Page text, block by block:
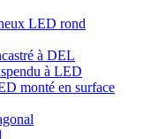
LED rond
à DEL
à LED
monté en surface